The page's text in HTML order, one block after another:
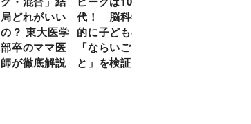
局どれがいい
の？ 東大医学
部卒のママ医
師が徹底解説
代！ 脳科学
的に子どもの
「ならいご
と」を検証